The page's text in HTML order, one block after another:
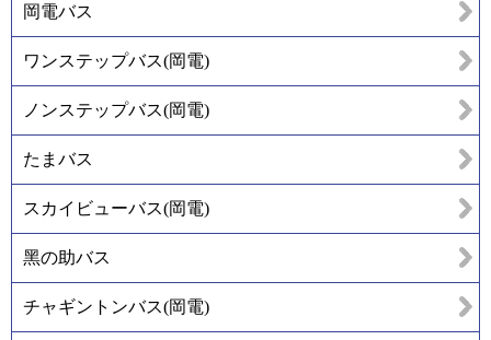
岡電バス
ワンステップバス(岡電)
ノンステップバス(岡電)
たまバス
スカイビューバス(岡電)
黑の助バス
チャギントンバス(岡電)